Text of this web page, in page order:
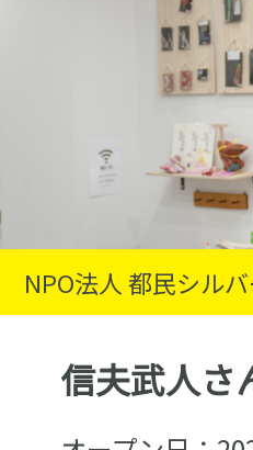
NPO法人 都民シル
信夫武人さ